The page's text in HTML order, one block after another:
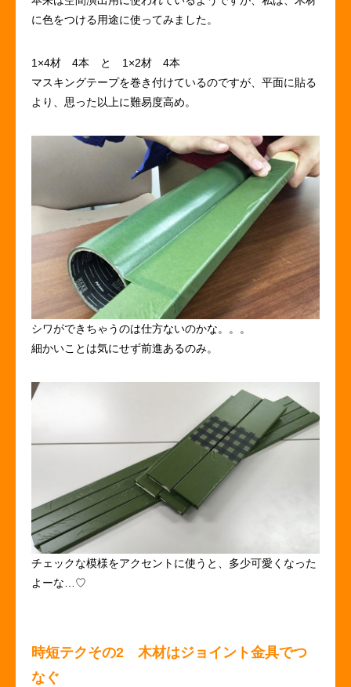
に色をつける用途に使ってみました。
1×4材 4本 と 1×2材 4本
マスキングテープを巻き付けているのですが、平面に貼る
より、思った以上に難易度高め。
シワができちゃうのは仕方ないのかな。。。
細かいことは気にせず前進あるのみ。
チェックな模様をアクセントに使うと、多少可愛くなった
よーな…♡
時短テクその2 木材はジョイント金具でつ
なぐ